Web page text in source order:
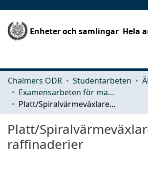
Enheter och samlingar Hela
Chalmers ODR Studentarbeten
Examensarbeten för masterexamen
Platt/Spiralvärmeväxlare i raffinaderier
Platt/
raffinaderier